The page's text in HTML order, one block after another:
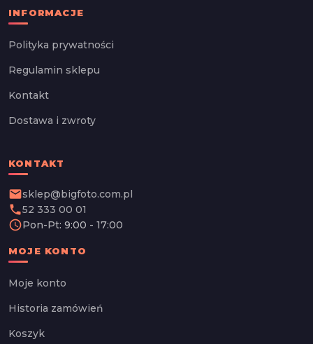
INFORMACJE
Polityka prywatności
Regulamin sklepu
Kontakt
Dostawa i zwroty
KONTAKT
emailsklep@bigfoto.com.pl
phone52 333 00 01
schedulePon-Pt: 9:00 - 17:00
MOJE KONTO
Moje konto
Historia zamówień
Koszyk